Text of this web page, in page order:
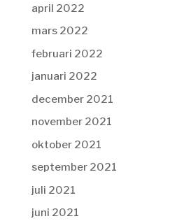
april 2022
mars 2022
februari 2022
januari 2022
december 2021
november 2021
oktober 2021
september 2021
juli 2021
juni 2021